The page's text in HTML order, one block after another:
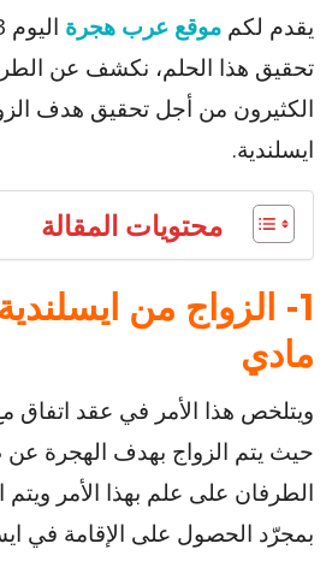
يقدم لكم موقع عرب هجرة
تحقيق هذا الحلم، نكشف عن
الكثيرون من أجل تحقيق هدف
ايسلندية.
محتويات المقالة
1- الزواج من
مادي
ويتلخص هذا الأمر في عقد اتفاق
حيث يتم الزواج بهدف الهجرة عن
الطرفان على علم بهذا الأمر
بمجرّد الحصول على الإقامة في